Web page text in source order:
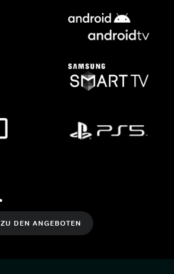
ZU DEN ANGEBOTEN